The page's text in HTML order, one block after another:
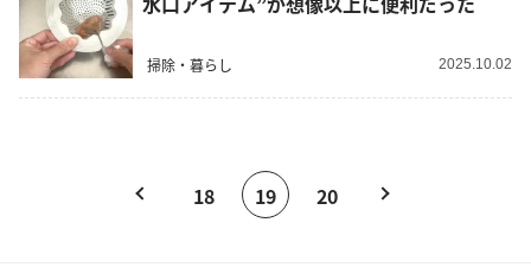
掃除・暮らし 2025.10.02
18 19 20